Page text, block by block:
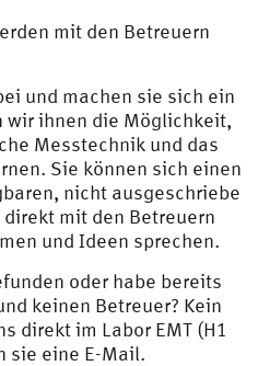
mit den Betreuern
und machen sie sich ein
wir ihnen die Möglichkeit,
Messtechnik und das
Sie können sich einen
nicht ausgeschriebe
mit den Betreuern
und Ideen sprechen.
oder habe bereits
keinen Betreuer? Kein
direkt im Labor EMT (H1
sie eine E-Mail.